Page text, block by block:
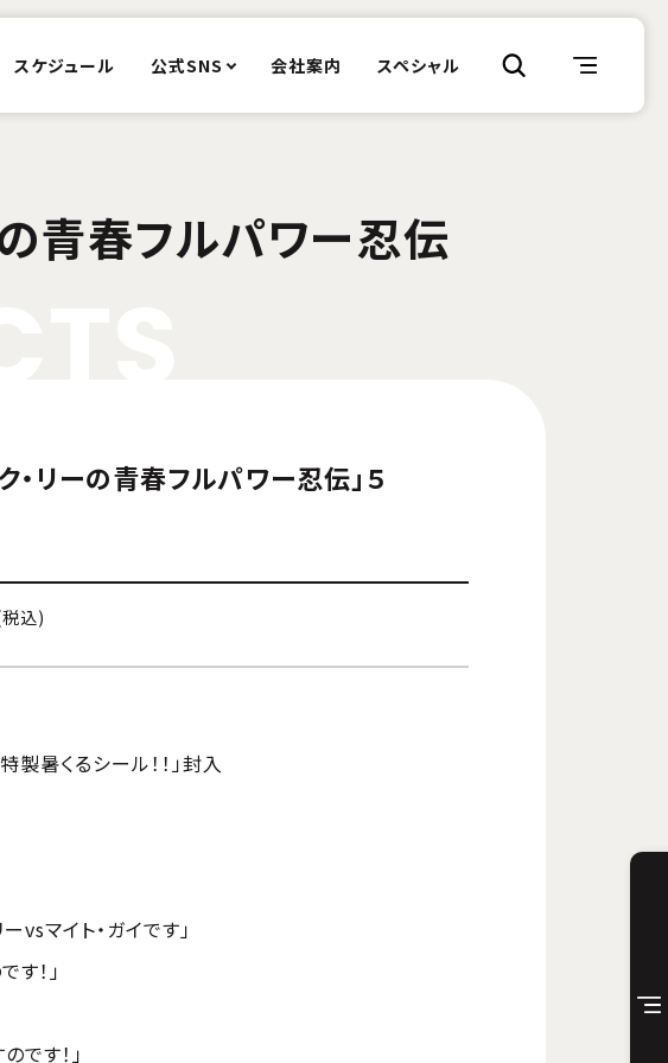
スケジュール 公式SNS 会社案内 スペシャル
青春フルパワー忍伝
・リーの青春フルパワー忍伝」５
込)
製暑くるシール！！」封入
vsマイト・ガイです」
す！」
です！」